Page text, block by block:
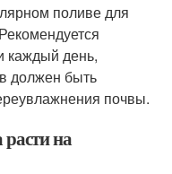
поливе для
каждый день,
должен быть
почвы.
на